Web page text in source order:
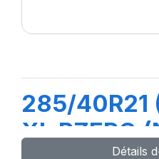
285/40R21
XL PZERO
Détails